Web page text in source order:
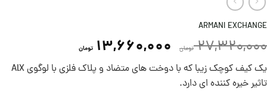
ARMANI EXCHANGE
27,320,000 تومان 13,660,000 تومان
یک کیف کوچک زیبا که با دوخت های متضاد و پلاک فلزی با لوگوی AlX
تاثیر خیره کننده ای دارد.